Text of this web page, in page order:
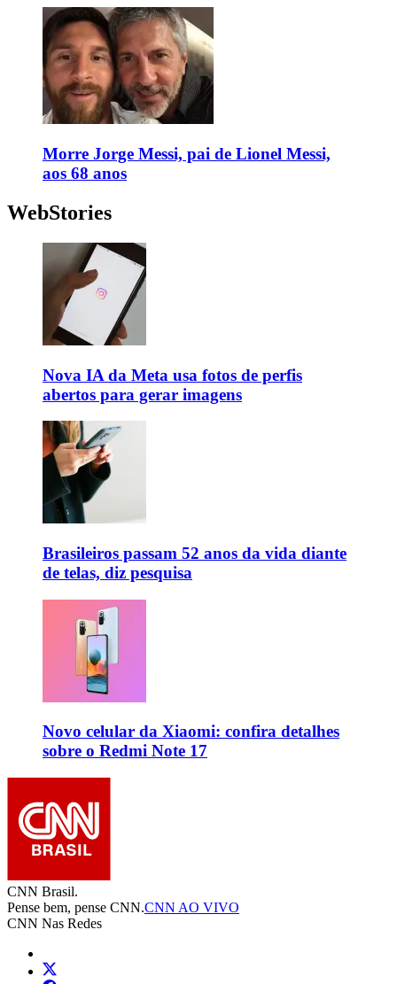
Morre Jorge Messi, pai de Lionel Messi,
aos 68 anos
WebStories
Nova IA da Meta usa fotos de perfis
abertos para gerar imagens
Brasileiros passam 52 anos da vida diante
de telas, diz pesquisa
Novo celular da Xiaomi: confira detalhes
sobre o Redmi Note 17
CNN Brasil.
Pense bem, pense CNN.CNN AO VIVO
CNN Nas Redes